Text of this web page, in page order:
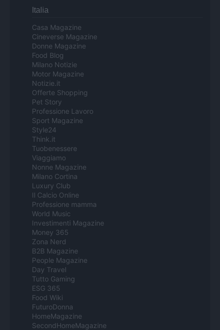
Italia
Casa Magazine
Cineverse Magazine
Donne Magazine
Food Blog
Milano Notizie
Motor Magazine
Notizie.it
Offerte Shopping
Pet Story
Professione Lavoro
Sport Magazine
Style24
Think.it
Tuobenessere
Viaggiamo
Nonne Magazine
Milano Cortina
Luxury Club
Il Calcio Online
Professione mamma
World Music
Investimenti Magazine
Money 365
Zona Nerd
B2B Magazine
People Magazine
Day Travel
Tutto Gaming
ESG 365
Food Wiki
FuturoDonna
HomeMagazine
SecondHomeMagazine